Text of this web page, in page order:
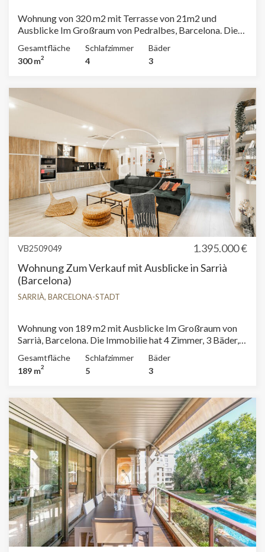
Wohnung von 320 m2 mit Terrasse von 21m2 und
Ausblicke Im Großraum von Pedralbes, Barcelona. Die
Parkplätze, Klimaanlage, Einbauschränke, Waschküche,
Garten, Heizung, Pförtner und Abstellraum.
Gesamtfläche
300 m2
Schlafzimmer
4
Bäder
3
VB2509049
1.395.000 €
Wohnung Zum Verkauf mit Ausblicke in Sarrià
(Barcelona)
SARRIÀ, BARCELONA-STADT
Wohnung von 189 m2 mit Ausblicke Im Großraum von
Sarrià, Barcelona. Die Immobilie hat 4 Zimmer, 3 Bäder,
Heizung, Pförtner und Abstellraum.
Gesamtfläche
189 m2
Schlafzimmer
5
Bäder
3